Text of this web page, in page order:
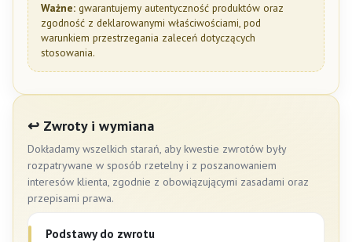
Ważne: gwarantujemy autentyczność produktów oraz
zgodność z deklarowanymi właściwościami, pod
warunkiem przestrzegania zaleceń dotyczących
stosowania.
↩️ Zwroty i wymiana
Dokładamy wszelkich starań, aby kwestie zwrotów były
rozpatrywane w sposób rzetelny i z poszanowaniem
interesów klienta, zgodnie z obowiązującymi zasadami oraz
przepisami prawa.
Podstawy do zwrotu